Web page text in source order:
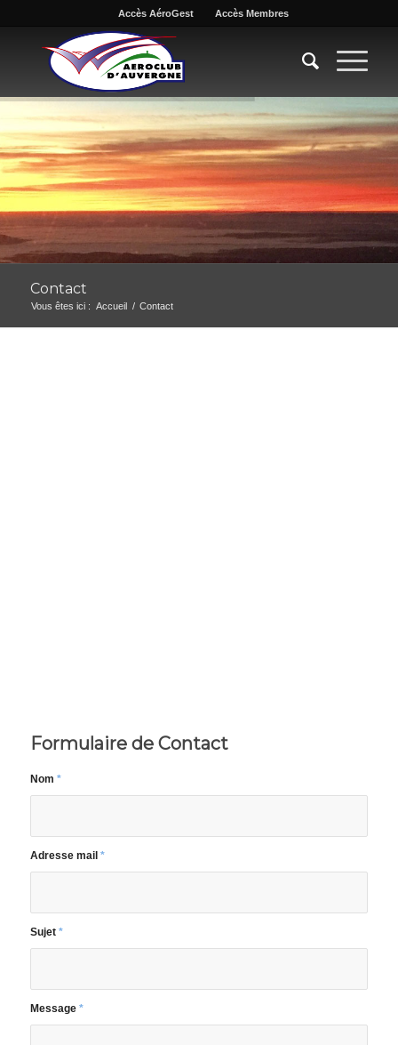
Accès AéroGest Accès Membres
Contact
Vous êtes ici : Accueil / Contact
Formulaire de Contact
Nom *
Adresse mail *
Sujet *
Message *